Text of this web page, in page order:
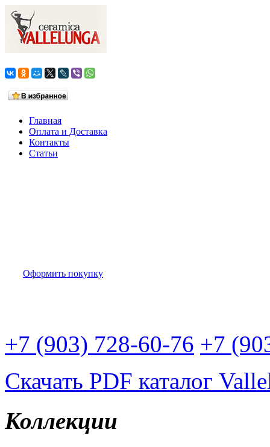
Главная
Оплата и Доставка
Контакты
Статьи
Оформить покупку
+7 (903) 728-60-76 +7
Скачать PDF каталог
Коллекции